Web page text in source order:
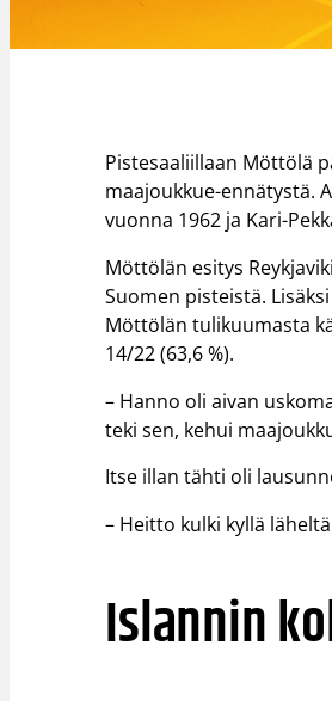
Pistesaaliillaan Möttölä
maajoukkue-ennätystä.
vuonna 1962 ja Kari-
Möttölän esitys
Suomen pisteistä.
Möttölän tulikuumasta
14/22 (63,6 %).
– Hanno oli aivan
teki sen, kehui
Itse illan tähti oli
– Heitto kulki kyllä
Islannin